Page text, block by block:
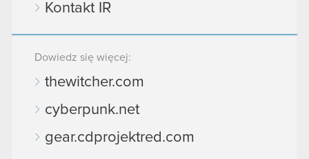
Kontakt IR
Dowiedz się więcej:
thewitcher.com
cyberpunk.net
gear.cdprojektred.com